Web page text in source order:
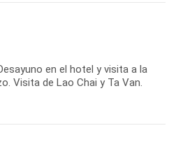
en el hotel y visita a la
Visita de Lao Chai y Ta Van.